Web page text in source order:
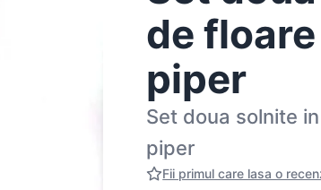
de
piper
Set doua solnite
piper
Fii primul care lasa o